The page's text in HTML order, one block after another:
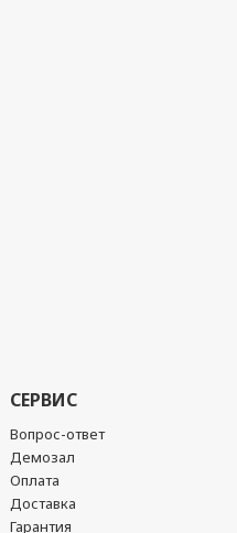
СЕРВИС
Вопрос-ответ
Демозал
Оплата
Доставка
Гарантия